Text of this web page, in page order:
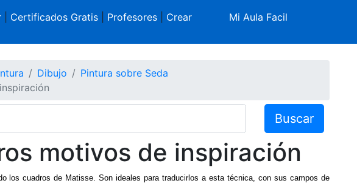
| Certificados Gratis| Profesores| Crear
Mi Aula Facil
Dibujo
Pintura sobre Seda
Buscar
motivos de inspiración
los cuadros de Matisse. Son ideales para traducirlos a esta técnica, con sus campos de